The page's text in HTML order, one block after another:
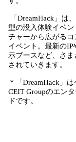
「DreamHack」は
型の没入体験イベン
チャーから広がる
イベント。最新の
示ブースなど、さ
されていきます。
＊「DreamHack」
CEIT Groupのエン
ドです。